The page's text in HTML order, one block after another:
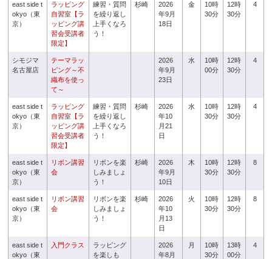
east side t
okyo（東
京）
ラッピング
自習室【ラ
ッピング講
習会受講者
限定】
練習・質問
を繰り返し
上手くなろ
う！
杉崎
2026
年9月
18日
金
10時
30分
12時
30分
4
シモジマ
名古屋店
テーマラッ
ピング～不
織布を使っ
て～
2026
年9月
23日
水
10時
00分
12時
30分
4
east side t
okyo（東
京）
ラッピング
自習室【ラ
ッピング講
習会受講者
限定】
練習・質問
を繰り返し
上手くなろ
う！
杉崎
2026
年10
月21
日
水
10時
30分
12時
30分
4
east side t
okyo（東
京）
リボン講習
会
リボンを楽
しみましょ
う！
杉崎
2026
年9月
10日
木
10時
30分
12時
30分
8
east side t
okyo（東
京）
リボン講習
会
リボンを楽
しみましょ
う！
杉崎
2026
年10
月13
日
火
10時
30分
12時
30分
8
east side t
okyo（東
入門クラス
ラッピング
を楽しも
2026
年8月
月
10時
30分
13時
00分
4